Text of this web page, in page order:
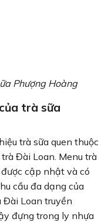
Phượng Hoàng
trà sữa
trà sữa quen thuộc
Đài Loan. Menu trà
cập nhật và có
cầu đa dạng của
Đài Loan truyền
đựng trong ly nhựa